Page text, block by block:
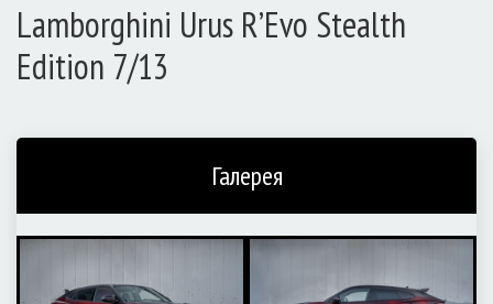
Lamborghini Urus R’Evo Stealth
Edition 7/13
Галерея